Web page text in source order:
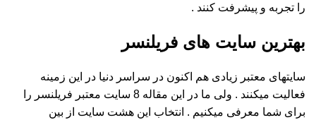
را تجربه و پیشرفت کنند .
بهترین سایت های فریلنسر
سایتهای معتبر زیادی هم اکنون در سراسر دنیا در این زمینه
فعالیت میکنند . ولی ما در این مقاله 8 سایت معتبر فریلنسر را
برای شما معرفی میکنیم . انتخاب این هشت سایت از بین